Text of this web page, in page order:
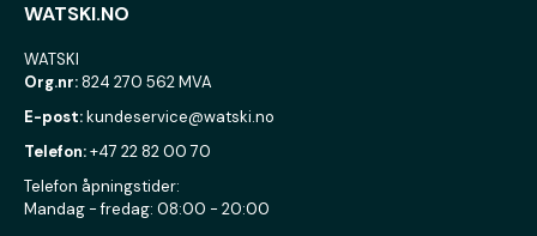
WATSKI.NO
WATSKI
Org.nr:824 270 562 MVA
E-post:kundeservice@watski.no
Telefon:+47 22 82 00 70
Telefon åpningstider:
Mandag - fredag: 08:00 - 20:00